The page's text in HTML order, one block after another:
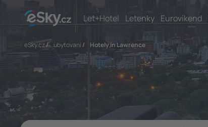
Let+Hotel Letenky Eurovíkend
eSky.cz/ ubytovani / Hotely in Lawrence